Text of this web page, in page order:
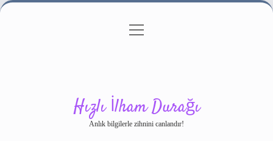
Gizlilik Politikası
menüyü
Hızlı İlham Durağı
Anlık bilgilerle zihnini canlandır!